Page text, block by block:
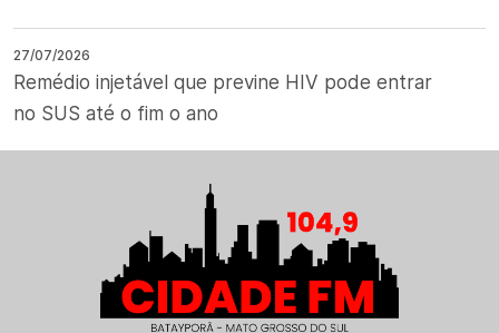
27/07/2026
Remédio injetável que previne HIV pode entrar
no SUS até o fim o ano